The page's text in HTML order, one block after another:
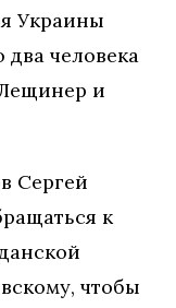
Украины
два человека
и
Сергей
к
чтобы